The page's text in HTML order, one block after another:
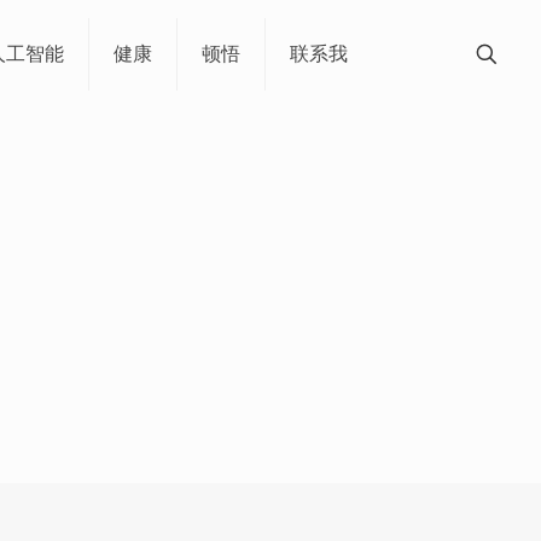
工智能 健康 顿悟 联系我